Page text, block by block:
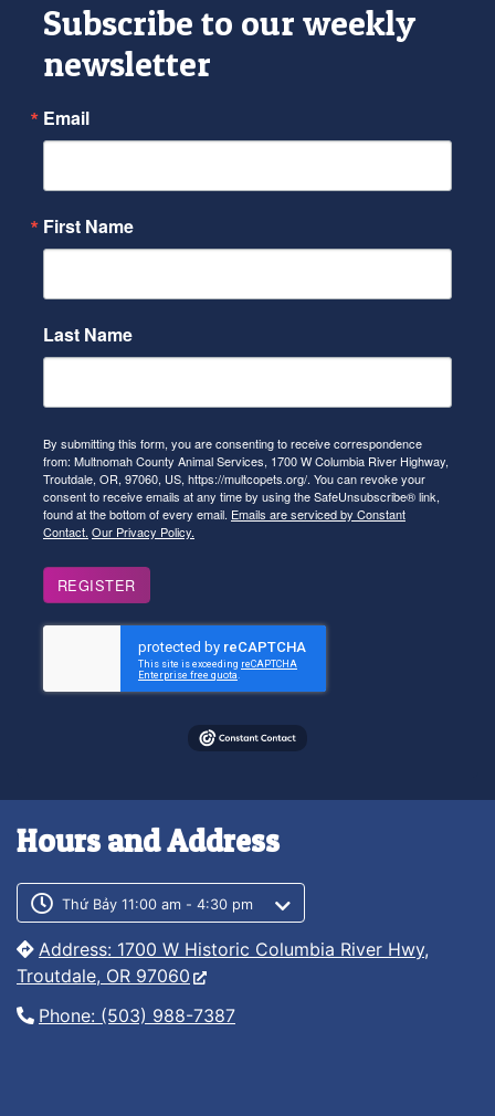
Subscribe to our weekly
newsletter
Email
First Name
Last Name
By submitting this form, you are consenting to receive correspondence
from: Multnomah County Animal Services, 1700 W Columbia River Highway,
Troutdale, OR, 97060, US, https://multcopets.org/. You can revoke your
consent to receive emails at any time by using the SafeUnsubscribe® link,
found at the bottom of every email. Emails are serviced by Constant
Contact. Our Privacy Policy.
REGISTER
Hours and Address
Customer service phone number
Customer service weekly hours
Thứ Bảy 11:00 am - 4:30 pm
Address: 1700 W Historic Columbia River Hwy,
Troutdale, OR 97060
Phone: (503) 988-7387